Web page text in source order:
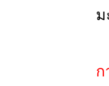
ม
ก